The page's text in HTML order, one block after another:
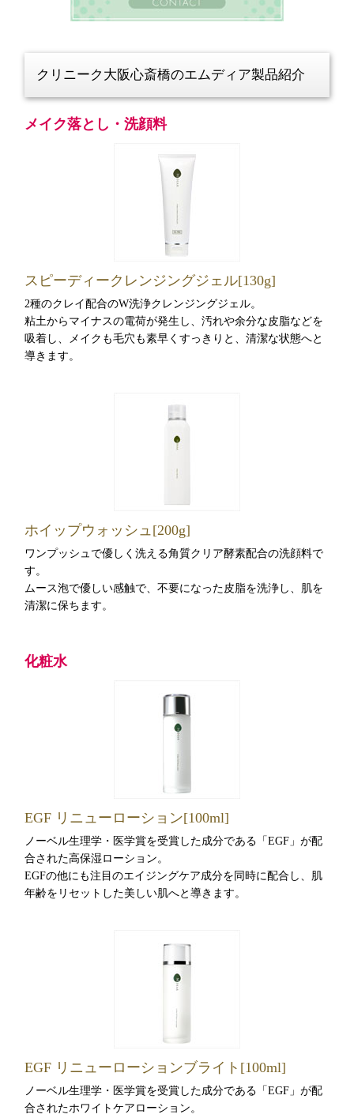
クリニーク大阪心斎橋のエムディア製品紹介
メイク落とし・洗顔料
スピーディークレンジングジェル[130g]
2種のクレイ配合のW洗浄クレンジングジェル。
粘土からマイナスの電荷が発生し、汚れや余分な皮脂などを
吸着し、メイクも毛穴も素早くすっきりと、清潔な状態へと
導きます。
ホイップウォッシュ[200g]
ワンプッシュで優しく洗える角質クリア酵素配合の洗顔料で
す。
ムース泡で優しい感触で、不要になった皮脂を洗浄し、肌を
清潔に保ちます。
化粧水
EGF リニューローション[100ml]
ノーベル生理学・医学賞を受賞した成分である「EGF」が配
合された高保湿ローション。
EGFの他にも注目のエイジングケア成分を同時に配合し、肌
年齢をリセットした美しい肌へと導きます。
EGF リニューローションブライト[100ml]
ノーベル生理学・医学賞を受賞した成分である「EGF」が配
合されたホワイトケアローション。